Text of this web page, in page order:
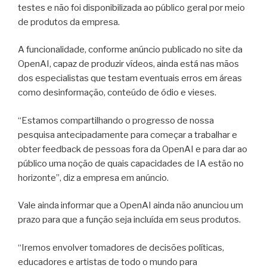
testes e não foi disponibilizada ao público geral por meio
de produtos da empresa.
A funcionalidade, conforme anúncio publicado no site da
OpenAI, capaz de produzir vídeos, ainda está nas mãos
dos especialistas que testam eventuais erros em áreas
como desinformação, conteúdo de ódio e vieses.
“Estamos compartilhando o progresso de nossa
pesquisa antecipadamente para começar a trabalhar e
obter feedback de pessoas fora da OpenAI e para dar ao
público uma noção de quais capacidades de IA estão no
horizonte”, diz a empresa em anúncio.
Vale ainda informar que a OpenAI ainda não anunciou um
prazo para que a função seja incluída em seus produtos.
“Iremos envolver tomadores de decisões políticas,
educadores e artistas de todo o mundo para